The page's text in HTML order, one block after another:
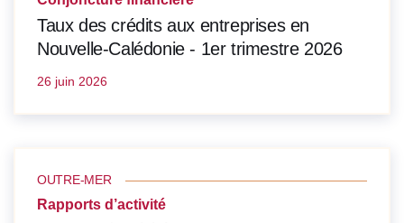
Taux des crédits aux entreprises en
Nouvelle-Calédonie - 1er trimestre 2026
26 juin 2026
OUTRE-MER
Rapports d’activité